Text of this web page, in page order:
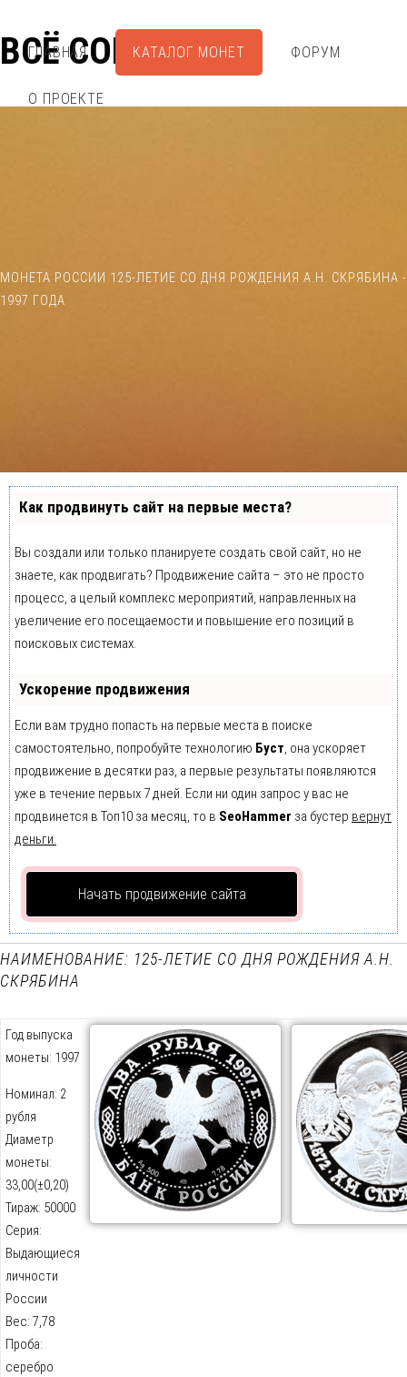
ВСЁ СОБРАЛ
ГЛАВНАЯ КАТАЛОГ МОНЕТ ФОРУМ
О ПРОЕКТЕ
МОНЕТА РОССИИ 125-ЛЕТИЕ СО ДНЯ РОЖДЕНИЯ А.Н. СКРЯБИНА -
1997 ГОДА
Как продвинуть сайт на первые места?
Вы создали или только планируете создать свой сайт, но не
знаете, как продвигать? Продвижение сайта – это не просто
процесс, а целый комплекс мероприятий, направленных на
увеличение его посещаемости и повышение его позиций в
поисковых системах.
Ускорение продвижения
Если вам трудно попасть на первые места в поиске
самостоятельно, попробуйте технологию Буст, она ускоряет
продвижение в десятки раз, а первые результаты появляются
уже в течение первых 7 дней. Если ни один запрос у вас не
продвинется в Топ10 за месяц, то в SeoHammer за бустер вернут
деньги.
Начать продвижение сайта
НАИМЕНОВАНИЕ: 125-ЛЕТИЕ СО ДНЯ РОЖДЕНИЯ А.Н.
СКРЯБИНА
Год выпуска
монеты: 1997
Номинал: 2
рубля
Диаметр
монеты:
33,00(±0,20)
Тираж: 50000
Серия:
Выдающиеся
личности
России
Вес: 7,78
Проба:
серебро